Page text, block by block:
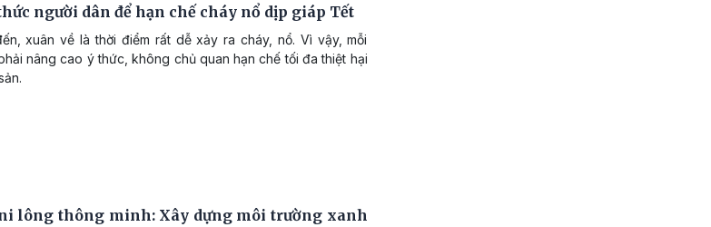
người dân để hạn chế cháy nổ dịp giáp Tết
xuân về là thời điểm rất dễ xảy ra cháy, nổ. Vì vậy, mỗi
nâng cao ý thức, không chủ quan hạn chế tối đa thiệt hại
lông thông minh: Xây dựng môi trường xanh